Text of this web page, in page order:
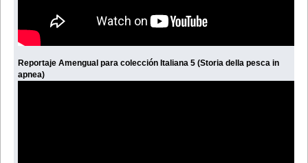
Reportaje Amengual para colección Italiana 5 (Storia della pesca in
apnea)